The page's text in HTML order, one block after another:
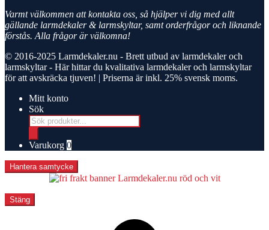
Varmt välkommen att kontakta oss, så hjälper vi dig med allt
gällande larmdekaler & larmskyltar, samt orderfrågor och liknande
förstås. Alla frågor är välkomna!
© 2016-2025 Larmdekaler.nu - Brett utbud av larmdekaler och
larmskyltar- Här hittar du kvalitativa larmdekaler och larmskyltar
för att avskräcka tjuven! | Priserna är inkl. 25% svensk moms.
Mitt konto
Sök
Products
search
Varukorg 0
Hantera samtycke
Stäng